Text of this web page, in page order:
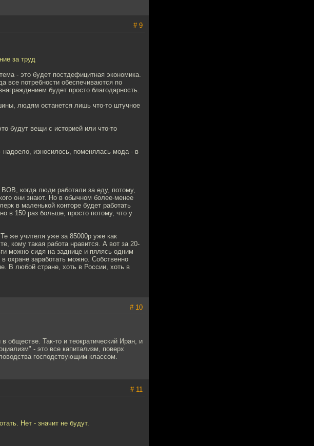
# 9
за труд
- это будет постдефицитная экономика.
все потребности обеспечиваются по
будет просто благодарность.
людям останется лишь что-то штучное
будут вещи с историей или что-то
износилось, поменялась мода - в
когда люди работали за еду, потому,
они знают. Но в обычном более-менее
в маленькой конторе будет работать
в 150 раз больше, просто потому, что у
же учителя уже за 85000р уже как
кому такая работа нравится. А вот за 20-
можно сидя на заднице и пялясь одним
охране заработать можно. Собственно
В любой стране, хоть в России, хоть в
# 10
обществе. Так-то и теократический Иран, и
- это все капитализм, поверх
господствующим классом.
# 11
Нет - значит не будут.